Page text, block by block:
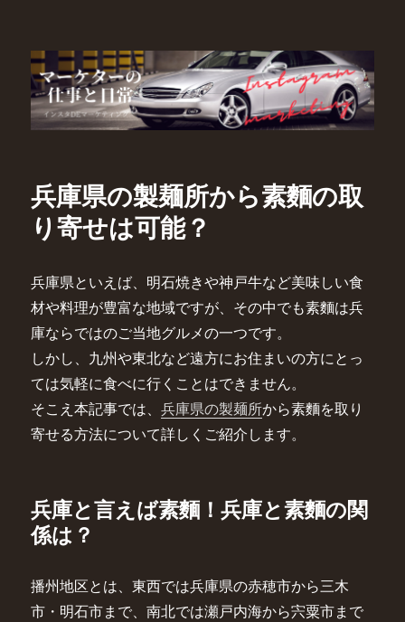
マーケターの仕事と日常
兵庫県の製麺所から素麵の取
り寄せは可能？
兵庫県といえば、明石焼きや神戸牛など美味しい食
材や料理が豊富な地域ですが、その中でも素麵は兵
庫ならではのご当地グルメの一つです。
しかし、九州や東北など遠方にお住まいの方にとっ
ては気軽に食べに行くことはできません。
そこえ本記事では、兵庫県の製麺所から素麵を取り
寄せる方法について詳しくご紹介します。
兵庫と言えば素麵！兵庫と素麵の関
係は？
播州地区とは、東西では兵庫県の赤穂市から三木
市・明石市まで、南北では瀬戸内海から宍粟市まで